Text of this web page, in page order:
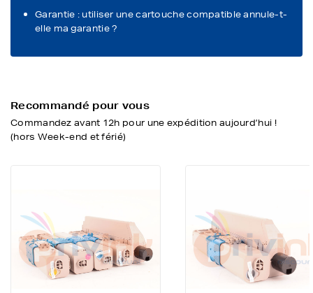
Garantie : utiliser une cartouche compatible annule-t-
elle ma garantie ?
Recommandé pour vous
Commandez avant 12h pour une expédition aujourd’hui !
(hors Week-end et férié)